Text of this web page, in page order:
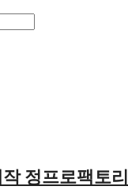
정프로팩토리